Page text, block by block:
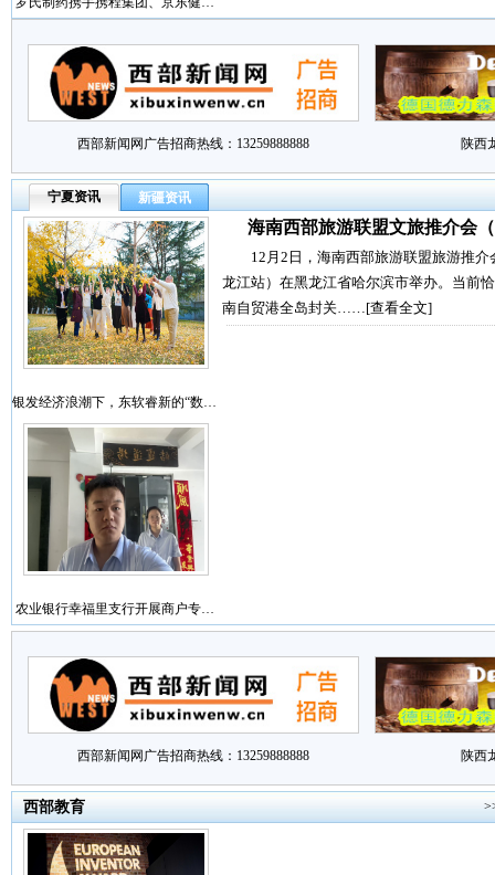
西部新闻网广告招商热线：13259888888 陕西
宁夏资讯 新疆资讯
银发经济浪潮下，东软睿新的“数…
农业银行幸福里支行开展商户专…
海南西部旅游联盟文旅推介会
12月2日，海南西部旅游联盟旅游推介
龙江站）在黑龙江省哈尔滨市举办。当前
南自贸港全岛封关……[查看全文]
西部新闻网广告招商热线：13259888888 陕西
西部教育